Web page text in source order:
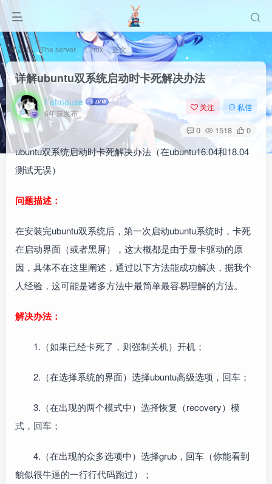
首页 The server Linux 正文
详解ubuntu双系统启动时卡死解决办法
Fatmouse
6年前发布
关注 私信
0 1518 0
ubuntu双系统启动时卡死解决办法（在ubuntu16.04和18.04
测试无误）
问题描述：
在安装完ubuntu双系统后，第一次启动ubuntu系统时，卡死
在启动界面（或者黑屏），这大概都是由于显卡驱动的原
因，具体不在这里阐述，通过以下方法能成功解决，据我个
人经验，这可能是诸多方法中最简单最容易理解的方法。
解决办法：
1.（如果已经卡死了，则强制关机）开机；
2.（在选择系统的界面）选择ubuntu高级选项，回车；
3.（在出现的两个模式中）选择恢复（recovery）模
式，回车；
4.（在出现的众多选项中）选择grub，回车（你能看到
貌似很牛逼的一行行代码跑过）；